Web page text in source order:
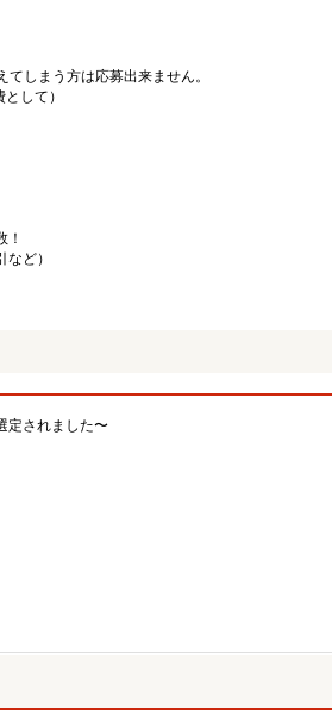
しまう方は応募出来ません。
して）
ど）
定されました〜